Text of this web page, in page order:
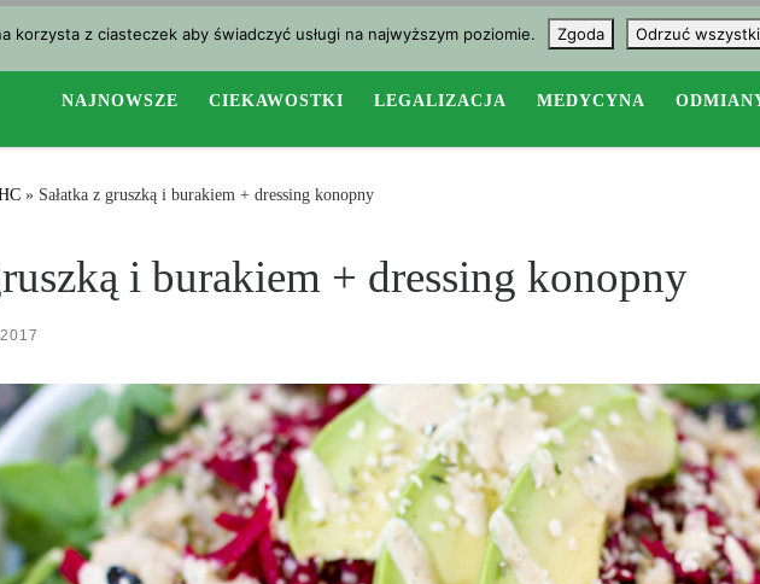
NAJNOWSZE CIEKAWOSTKI LEGALIZACJA MEDYCYNA
» Sałatka z gruszką i burakiem + dressing konopny
i burakiem + dressing konopny
korzysta z ciasteczek aby świadczyć usługi na najwyższym poziomie. Zgoda Odrzuć